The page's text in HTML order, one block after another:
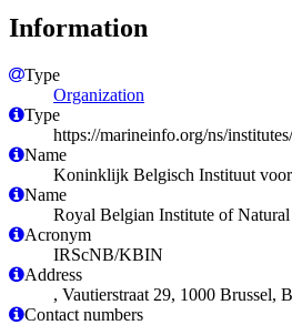
Information
Type
Organization
Type
https://marineinfo.org/ns/
Name
Koninklijk Belgisch Instituut voor
Name
Royal Belgian Institute of Natural
Acronym
IRScNB/KBIN
Address
, Vautierstraat 29, 1000 Brussel,
Contact numbers